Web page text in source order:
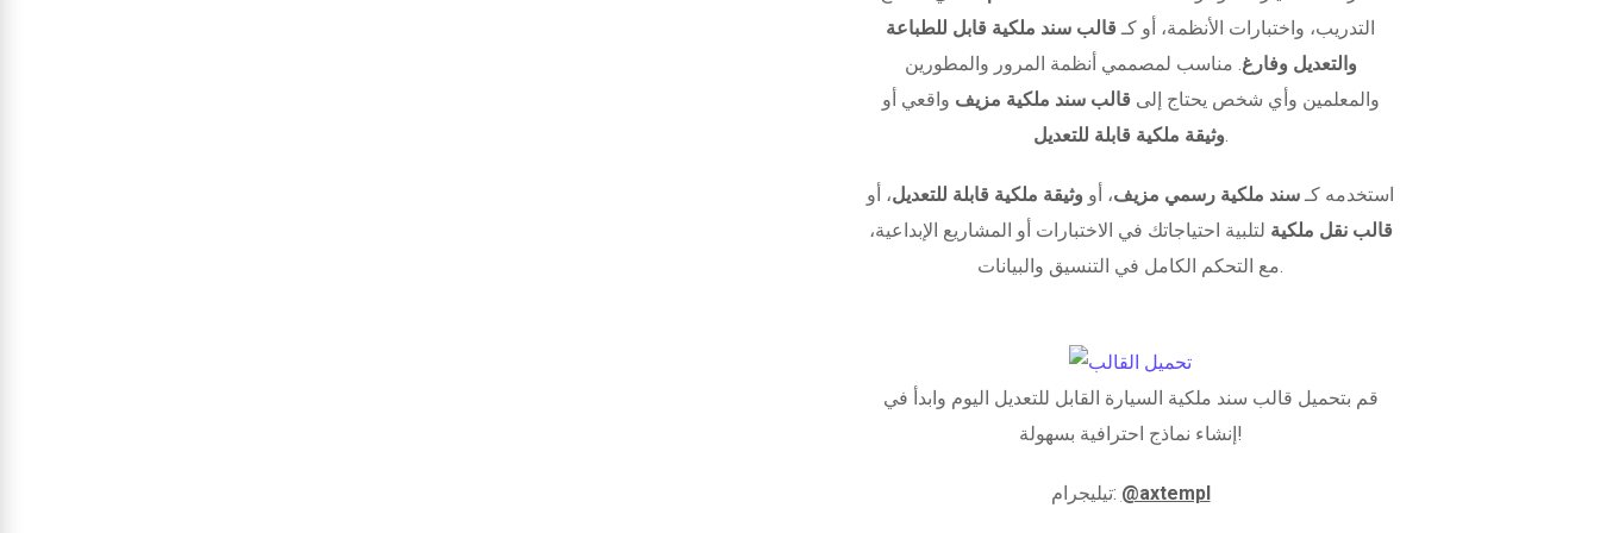
التدريب، واختبارات الأنظمة، أو كـ قالب سند ملكية قابل للطباعة
والتعديل وفارغ. مناسب لمصممي أنظمة المرور والمطورين
والمعلمين وأي شخص يحتاج إلى قالب سند ملكية مزيف واقعي أو
وثيقة ملكية قابلة للتعديل.
استخدمه كـسند ملكية رسمي مزيف، أو وثيقة ملكية قابلة للتعديل، أو
قالب نقل ملكية لتلبية احتياجاتك في الاختبارات أو المشاريع الإبداعية،
مع التحكم الكامل في التنسيق والبيانات.
قم بتحميل قالب سند ملكية السيارة القابل للتعديل اليوم وابدأ في
إنشاء نماذج احترافية بسهولة!
تيليجرام: @axtempl